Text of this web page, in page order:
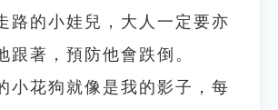
路的小娃兒，大人一定要亦
跟著，預防他會跌倒。
小花狗就像是我的影子，每